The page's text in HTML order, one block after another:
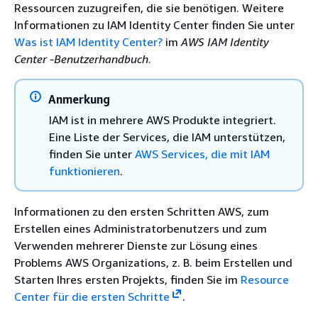
Ressourcen zuzugreifen, die sie benötigen. Weitere
Informationen zu IAM Identity Center finden Sie unter
Was ist IAM Identity Center? imAWS IAM Identity
Center -Benutzerhandbuch.
Anmerkung
IAM ist in mehrere AWS Produkte integriert.
Eine Liste der Services, die IAM unterstützen,
finden Sie unter AWS Services, die mit IAM
funktionieren.
Informationen zu den ersten Schritten AWS, zum
Erstellen eines Administratorbenutzers und zum
Verwenden mehrerer Dienste zur Lösung eines
Problems AWS Organizations, z. B. beim Erstellen und
Starten Ihres ersten Projekts, finden Sie im Resource
Center für die ersten Schritte
.